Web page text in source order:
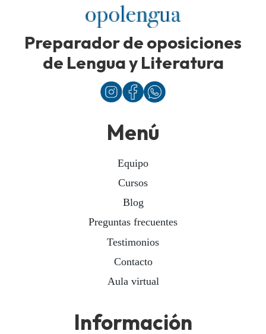
Preparador de oposiciones
de Lengua y Literatura
Menú
Equipo
Cursos
Blog
Preguntas frecuentes
Testimonios
Contacto
Aula virtual
Información